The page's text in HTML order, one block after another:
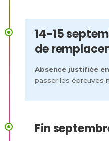
14-15
de
Absence justifiée
passer les épreuves
Fin